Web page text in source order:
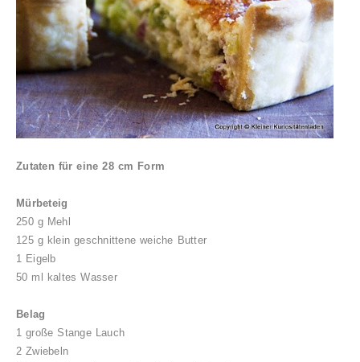
Zutaten für eine 28 cm Form
Mürbeteig
250 g Mehl
125 g klein geschnittene weiche Butter
1 Eigelb
50 ml kaltes Wasser
Belag
1 große Stange Lauch
2 Zwiebeln